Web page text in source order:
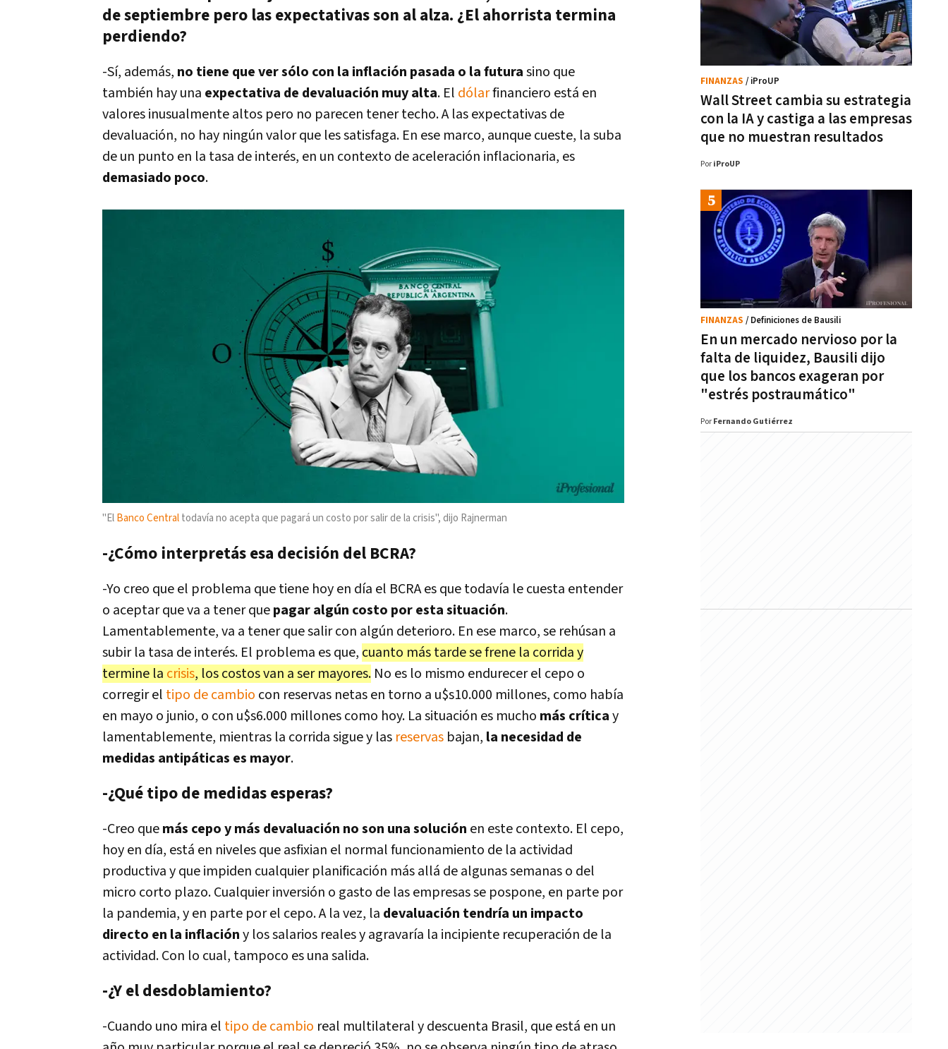
de septiembre pero las expectativas son al alza. ¿El ahorrista termina
perdiendo?
-Sí, además, no tiene que ver sólo con la inflación pasada o la futurasino que
también hay una expectativa de devaluación muy alta. El dólarfinanciero está en
valores inusualmente altos pero no parecen tener techo. A las expectativas de
devaluación, no hay ningún valor que les satisfaga. En ese marco, aunque cueste, la suba
de un punto en la tasa de interés, en un contexto de aceleración inflacionaria, es
demasiado poco.
"El Banco Central todavía no acepta que pagará un costo por salir de la crisis", dijo Rajnerman
-¿Cómo interpretás esa decisión del BCRA?
-Yo creo que el problema que tiene hoy en día el BCRA es que todavía le cuesta entender
o aceptar que va a tener quepagar algún costo por esta situación.
Lamentablemente, va a tener que salir con algún deterioro. En ese marco, se rehúsan a
subir la tasa de interés. El problema es que, cuanto más tarde se frene la corrida y
termine la crisis, los costos van a ser mayores. No es lo mismo endurecer el cepo o
corregir el tipo de cambio con reservas netas en torno a u$s10.000 millones, como había
en mayo o junio, o con u$s6.000 millones como hoy. La situación es mucho más críticay
lamentablemente, mientras la corrida sigue y las reservas bajan, la necesidad de
medidas antipáticas es mayor.
-¿Qué tipo de medidas esperas?
-Creo quemás cepo y más devaluación no son una solución en este contexto. El cepo,
hoy en día, está en niveles que asfixian el normal funcionamiento de la actividad
productiva y que impiden cualquier planificación más allá de algunas semanas o del
micro corto plazo. Cualquier inversión o gasto de las empresas se pospone, en parte por
la pandemia, y en parte por el cepo. A la vez, la devaluación tendría un impacto
directo en la inflacióny los salarios reales y agravaría la incipiente recuperación de la
actividad. Con lo cual, tampoco es una salida.
-¿Y el desdoblamiento?
-Cuando uno mira el tipo de cambio real multilateral y descuenta Brasil, que está en un
Wall Street cambia su estrategia
con la IA y castiga a las empresas
que no muestran resultados
FINANZAS / iProUP
Por iProUP
En un mercado nervioso por la
falta de liquidez, Bausili dijo
que los bancos exageran por
"estrés postraumático"
FINANZAS / Definiciones de Bausili
Por Fernando Gutiérrez